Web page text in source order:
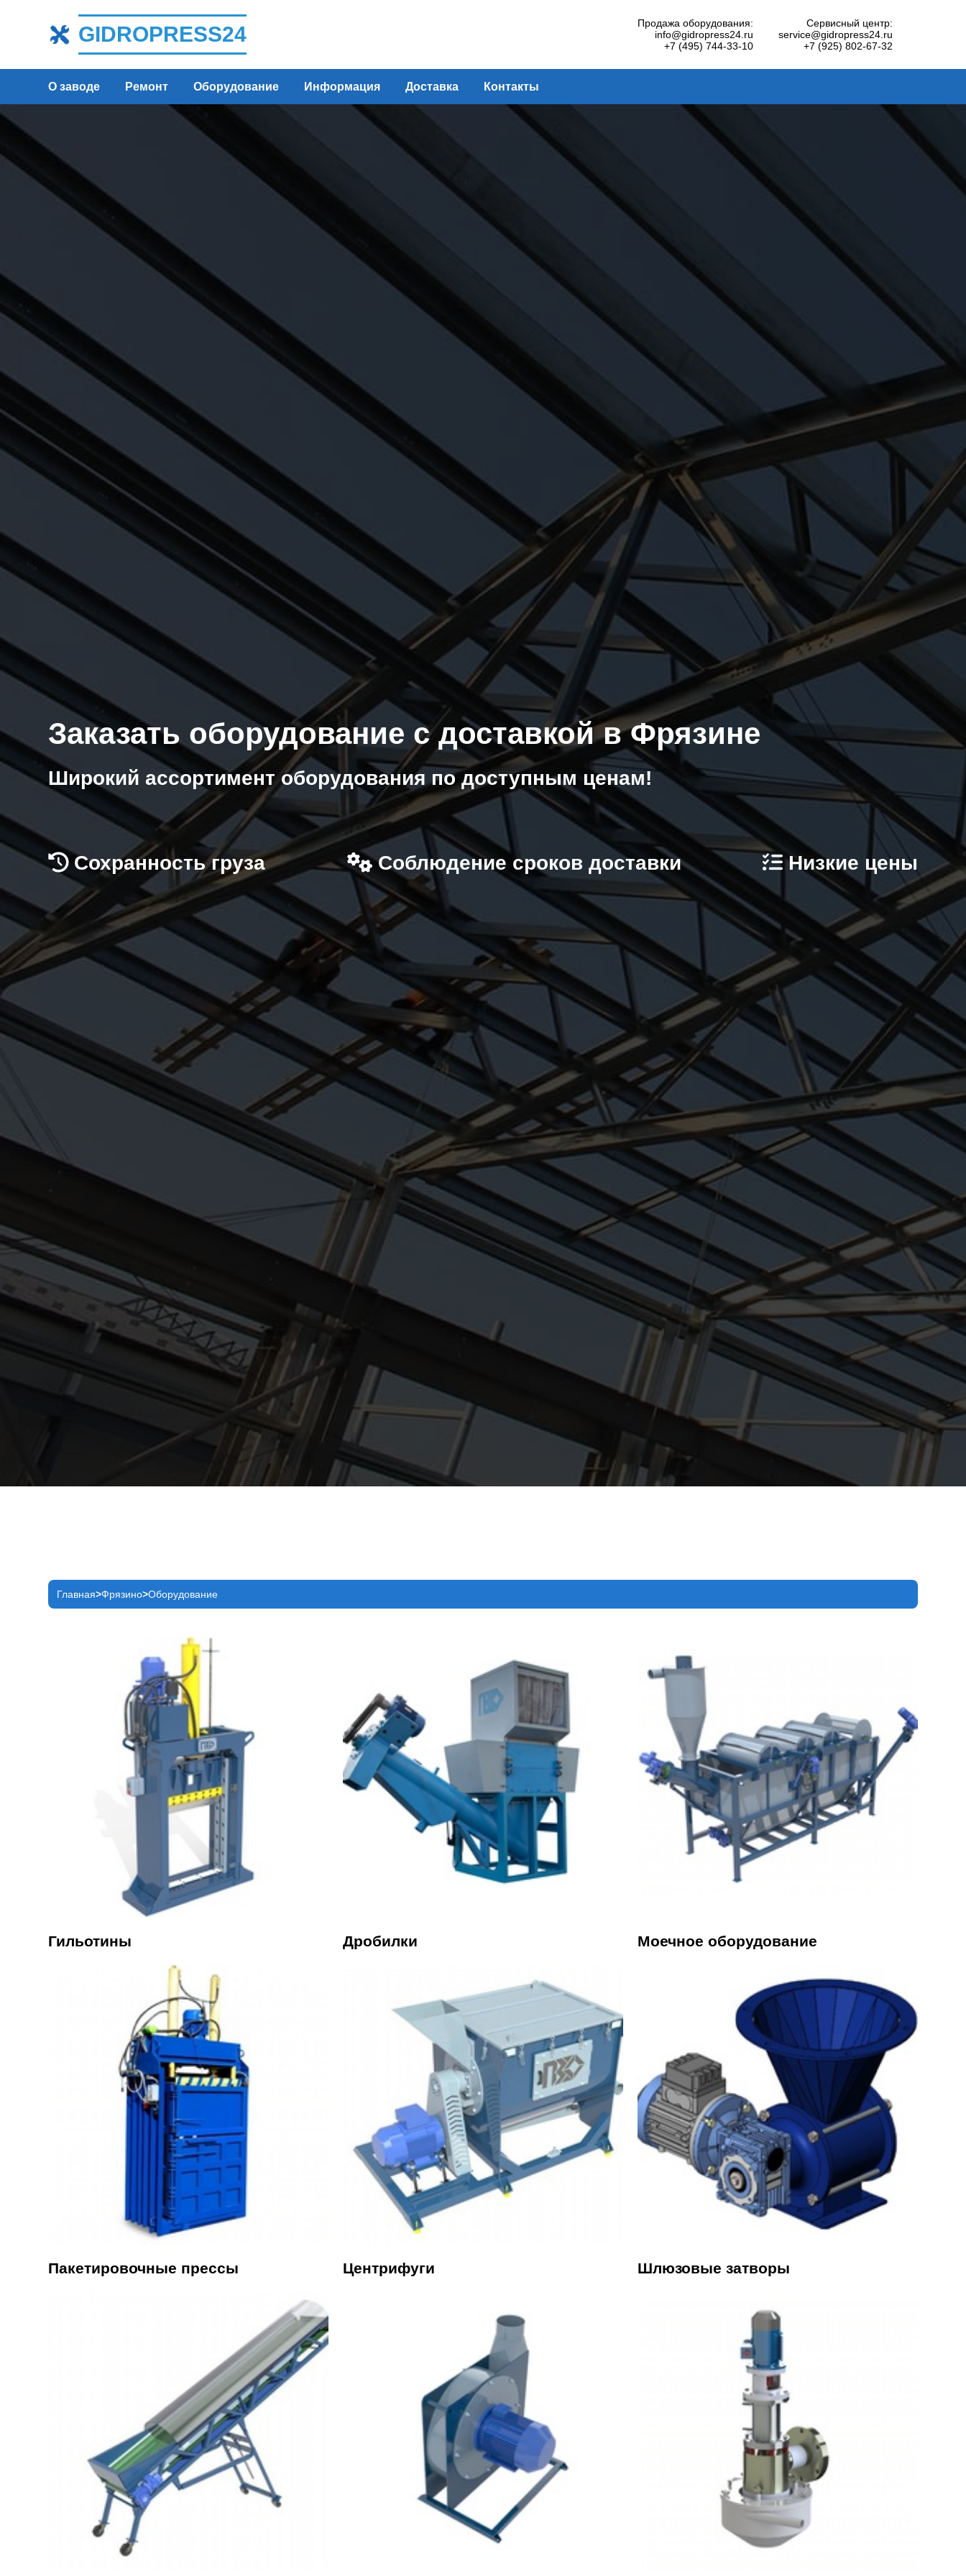
GIDROPRESS24
Продажа оборудования:
info@gidropress24.ru
+7 (495) 744-33-10
Сервисный центр:
service@gidropress24.ru
+7 (925) 802-67-32
О заводе Ремонт Оборудование Информация Доставка Контакты
Заказать оборудование с доставкой в Фрязине
Широкий ассортимент оборудования по доступным ценам!
Сохранность груза Соблюдение сроков доставки Низкие цены
Главная Фрязино Оборудование
Гильотины Дробилки Моечное оборудование
Пакетировочные прессы Центрифуги Шлюзовые затворы